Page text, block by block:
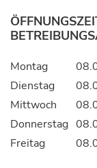
Montag
Dienstag
Mittwoch
Donnerstag
Freitag